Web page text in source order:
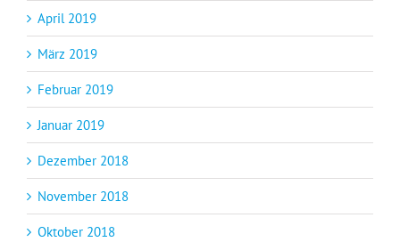
April 2019
März 2019
Februar 2019
Januar 2019
Dezember 2018
November 2018
Oktober 2018